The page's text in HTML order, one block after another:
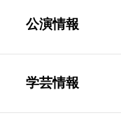
公演情報
学芸情報